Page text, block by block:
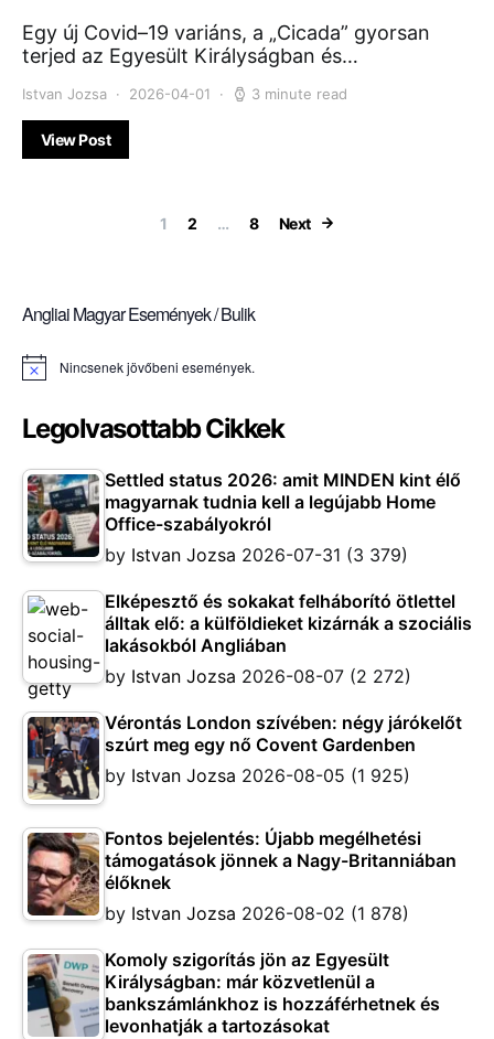
Egy új Covid–19 variáns, a „Cicada” gyorsan
terjed az Egyesült Királyságban és…
Istvan Jozsa 2026-04-01 3 minute read
View Post
Bejegyzések
1 2 … 8 Next
Angliai Magyar Események / Bulik
Notice Nincsenek jövőbeni események.
Legolvasottabb Cikkek
Settled status 2026: amit MINDEN kint élő
magyarnak tudnia kell a legújabb Home
Office-szabályokról
by Istvan Jozsa 2026-07-31 (3 379)
Elképesztő és sokakat felháborító ötlettel
álltak elő: a külföldieket kizárnák a szociális
lakásokból Angliában
by Istvan Jozsa 2026-08-07 (2 272)
Vérontás London szívében: négy járókelőt
szúrt meg egy nő Covent Gardenben
by Istvan Jozsa 2026-08-05 (1 925)
Fontos bejelentés: Újabb megélhetési
támogatások jönnek a Nagy-Britanniában
élőknek
by Istvan Jozsa 2026-08-02 (1 878)
Komoly szigorítás jön az Egyesült
Királyságban: már közvetlenül a
bankszámlánkhoz is hozzáférhetnek és
levonhatják a tartozásokat